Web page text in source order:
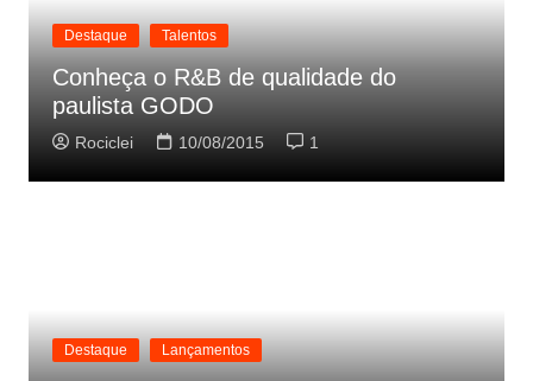
Destaque Talentos
Conheça o R&B de qualidade do
paulista GODO
Rociclei 10/08/2015 1
Destaque Lançamentos